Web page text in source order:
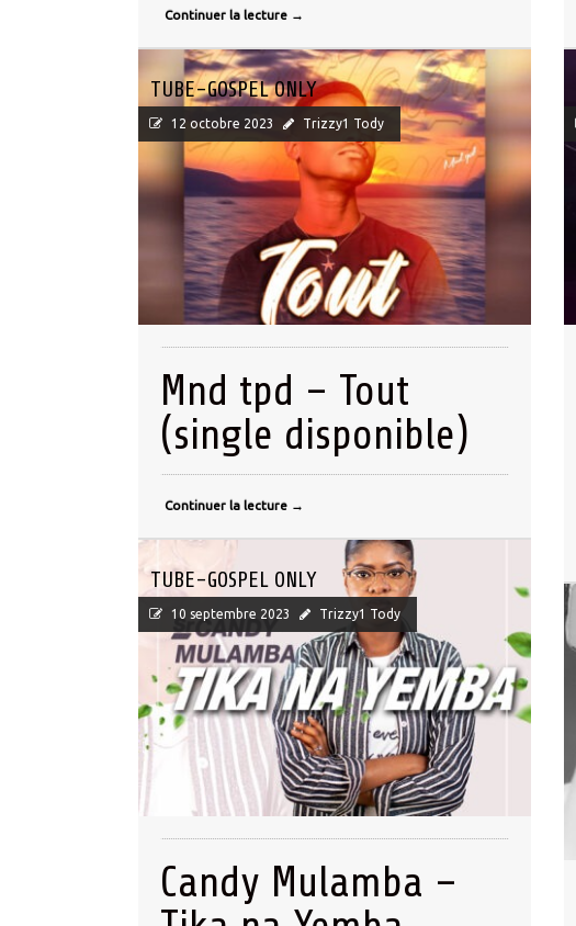
Continuer la lecture →
TUBE-GOSPEL ONLY
12 octobre 2023 Trizzy1 Tody
Mnd tpd – Tout
(single disponible)
Continuer la lecture →
TUBE-GOSPEL ONLY
10 septembre 2023 Trizzy1 Tody
Candy Mulamba –